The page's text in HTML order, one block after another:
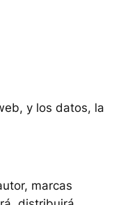
y los datos, la
marcas